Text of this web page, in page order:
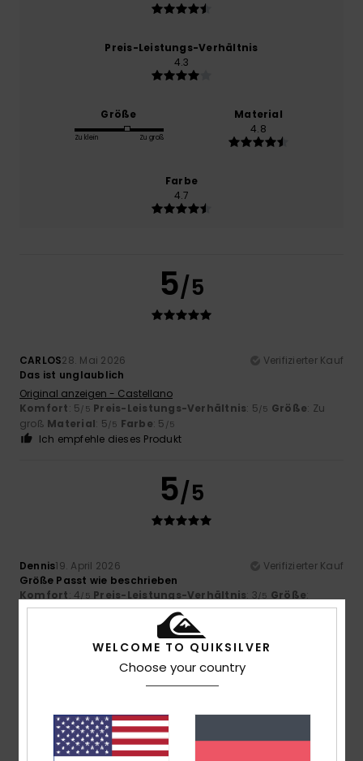
Preis-Leistungs-Verhältnis
4.3
Größe
Zu klein Zu groß
Material
4.8
Farbe
4.7
5/5
CARLOS28. Mai 2026
Verifizierter Kauf
Das ist unglaublich
Original anzeigen - Castellano
Komfort: 5/5 Preis-Leistungs-Verhältnis: 5/5 Größe: Zu
groß Material: 5/5 Farbe: 5 /5
Ich empfehle dieses Produkt
5/5
Dennis19. April 2026
Verifizierter Kauf
Größe Passt wie beschrieben
Komfort: 4/5 Preis-Leistungs-Verhältnis: 3/5 Größe:
Perfekte GrößeMaterial: 4/5 Farbe: 5/5
Ich empfehle dieses Produkt
5/5
Client anonyme vérifié14. März 2026
WELCOME TO QUIKSILVER
Choose your country